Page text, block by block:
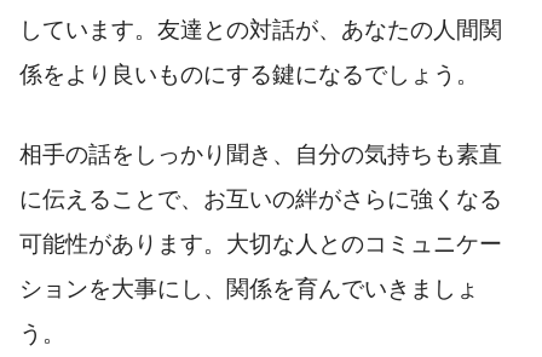
しています。友達との対話が、あなたの人間関
係をより良いものにする鍵になるでしょう。
相手の話をしっかり聞き、自分の気持ちも素直
に伝えることで、お互いの絆がさらに強くなる
可能性があります。大切な人とのコミュニケー
ションを大事にし、関係を育んでいきましょ
う。